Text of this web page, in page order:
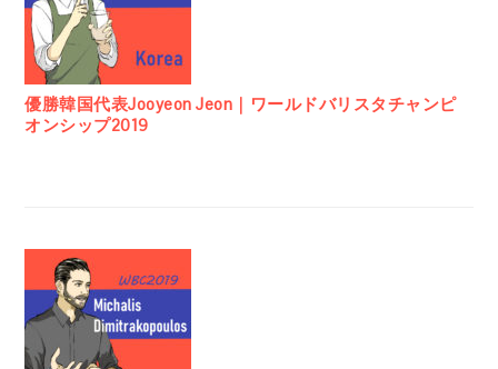
優勝韓国代表Jooyeon Jeon｜ワールドバリスタチャンピ
オンシップ2019